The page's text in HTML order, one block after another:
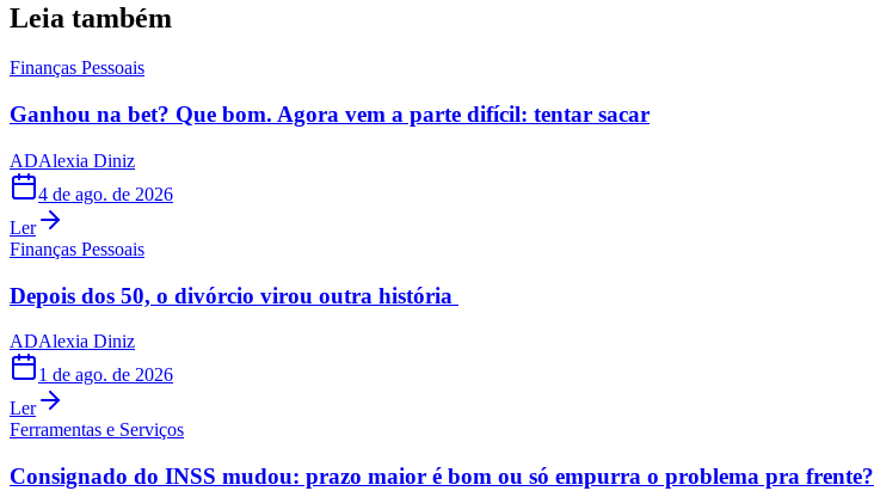
Leia também
Finanças Pessoais
Ganhou na bet? Que bom. Agora vem a parte difícil: tentar sacar
ADAlexia Diniz
4 de ago. de 2026
Ler
Finanças Pessoais
Depois dos 50, o divórcio virou outra história
ADAlexia Diniz
1 de ago. de 2026
Ler
Ferramentas e Serviços
Consignado do INSS mudou: prazo maior é bom ou só empurra o problema pra frente?